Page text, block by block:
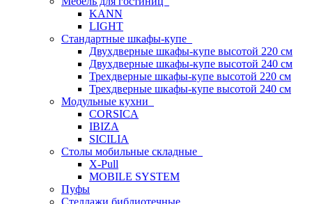
KANN
LIGHT
Стандартные шкафы-купе
Двухдверные шкафы-купе высотой 220 см
Двухдверные шкафы-купе высотой 240 см
Трехдверные шкафы-купе высотой 220 см
Трехдверные шкафы-купе высотой 240 см
Модульные кухни
CORSICA
IBIZA
SICILIA
Столы мобильные складные
X-Pull
MOBILE SYSTEM
Пуфы
Стеллажи библиотечные